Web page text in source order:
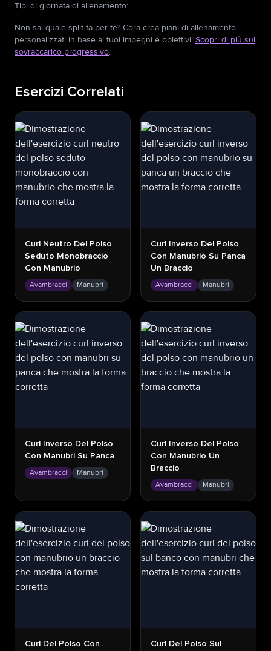
Tipi di giornata di allenamento:
Non sai quale split fa per te? Cora crea piani di allenamento
personalizzati in base ai tuoi impegni e obiettivi. Scopri di più sul
sovraccarico progressivo.
Esercizi Correlati
Curl Neutro Del Polso
Seduto Monobraccio
Con Manubrio
Avambracci Manubri
Curl Inverso Del Polso
Con Manubrio Su Panca
Un Braccio
Avambracci Manubri
Curl Inverso Del Polso
Con Manubri Su Panca
Avambracci Manubri
Curl Inverso Del Polso
Con Manubrio Un
Braccio
Avambracci Manubri
Curl Del Polso Con
Curl Del Polso Sul